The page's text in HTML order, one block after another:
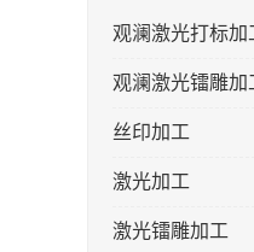
观澜激光打标加
观澜激光镭雕加
丝印加工
激光加工
激光镭雕加工